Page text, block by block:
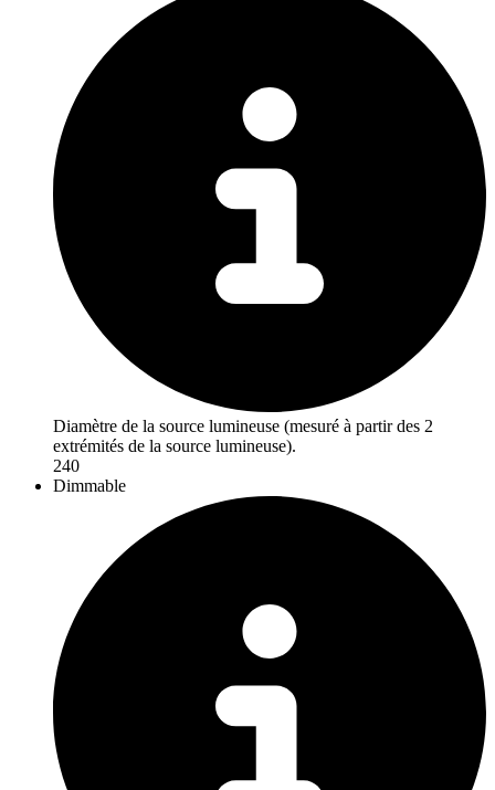
Diamètre de la source lumineuse (mesuré à partir des 2
extrémités de la source lumineuse).
240
Dimmable